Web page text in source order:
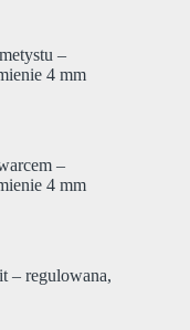
–
4 mm
–
4 mm
– regulowana,